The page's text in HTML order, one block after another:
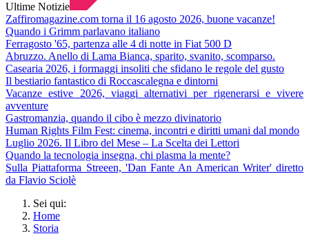
Ultime Notizie
Zaffiromagazine.com torna il 16 agosto 2026, buone vacanze!
Quando i Grimm parlavano italiano
Ferragosto '65, partenza alle 4 di notte in Fiat 500 D
Abruzzo. Anello di Lama Bianca, sparito, svanito, scomparso.
Casearia 2026, i formaggi insoliti che sfidano le regole del gusto
Il bestiario fantastico di Roccascalegna e dintorni
Vacanze estive 2026, viaggi alternativi per rigenerarsi e vivere
avventure
Gastromanzia, quando il cibo è mezzo divinatorio
Human Rights Film Fest: cinema, incontri e diritti umani dal mondo
Luglio 2026. Il Libro del Mese – La Scelta dei Lettori
Quando la tecnologia insegna, chi plasma la mente?
Sulla Piattaforma Streeen, 'Dan Fante An American Writer' diretto
da Flavio Sciolè
Sei qui:
Home
Storia